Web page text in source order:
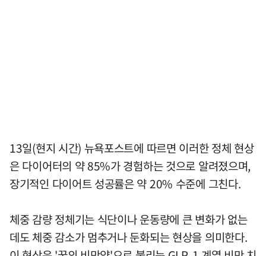
13일(현지 시간) 뉴욕포스트에 따르면 이러한 정체 현상
은 다이어터의 약 85%가 경험하는 것으로 알려졌으며,
장기적인 다이어트 성공률은 약 20% 수준에 그친다.
체중 감량 정체기는 식단이나 운동량에 큰 변화가 없는
데도 체중 감소가 멈추거나 둔화되는 현상을 의미한다.